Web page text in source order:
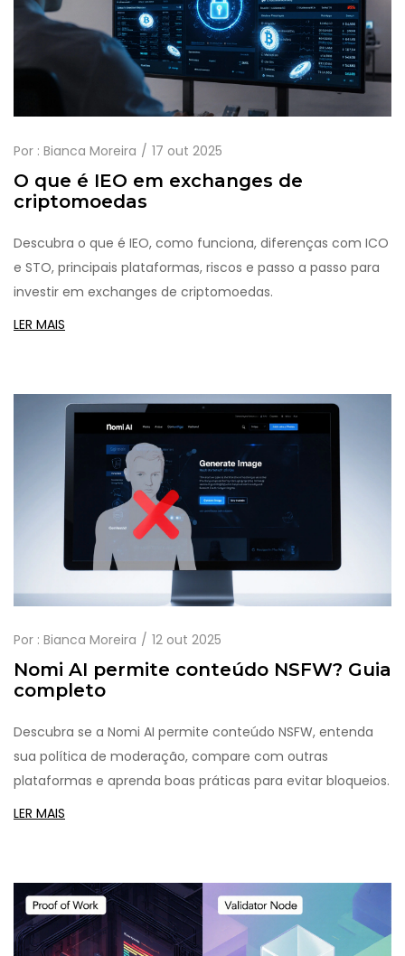
Por : Bianca Moreira 17 out 2025
O que é IEO em exchanges de
criptomoedas
Descubra o que é IEO, como funciona, diferenças com ICO
e STO, principais plataformas, riscos e passo a passo para
investir em exchanges de criptomoedas.
LER MAIS
Por : Bianca Moreira 12 out 2025
Nomi AI permite conteúdo NSFW? Guia
completo
Descubra se a Nomi AI permite conteúdo NSFW, entenda
sua política de moderação, compare com outras
plataformas e aprenda boas práticas para evitar bloqueios.
LER MAIS